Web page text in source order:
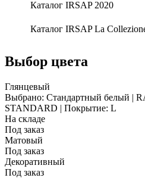
Каталог IRSAP 2020
Каталог IRSAP La
Выбор цвета
Глянцевый
Выбрано: Стандартный белый |
STANDARD | Покрытие: L
На складе
Под заказ
Матовый
Под заказ
Декоративный
Под заказ